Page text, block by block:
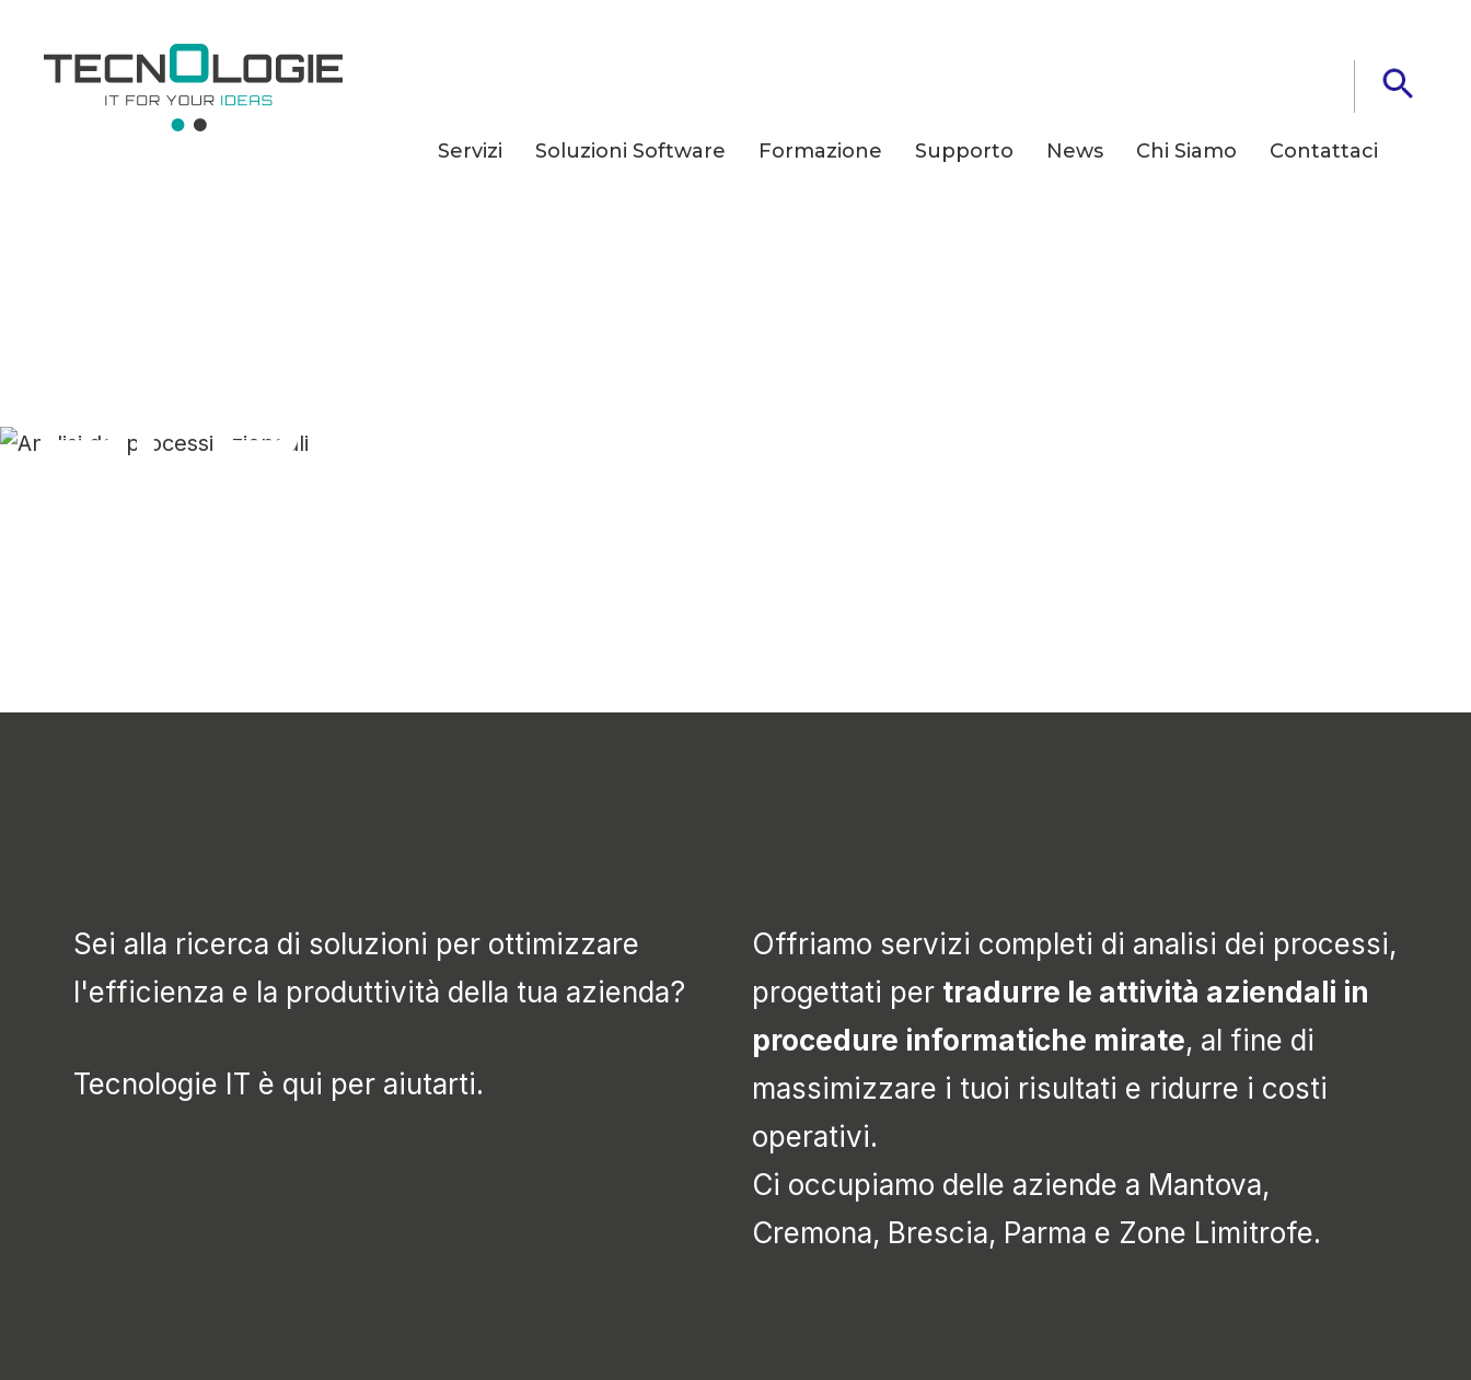
Servizi Soluzioni Software Formazione Supporto News Chi Siamo Contattaci
processi
Sei alla ricerca di soluzioni per ottimizzare
l'efficienza e la produttività della tua azienda?
Tecnologie IT è qui per aiutarti.
Offriamo servizi completi di analisi dei processi,
progettati per tradurre le attività aziendali in
procedure informatiche mirate, al fine di
massimizzare i tuoi risultati e ridurre i costi
operativi.
Ci occupiamo delle aziende a Mantova,
Cremona, Brescia, Parma e Zone Limitrofe.